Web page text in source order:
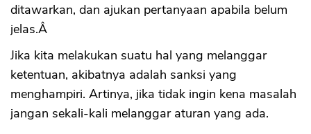
ditawarkan, dan ajukan pertanyaan apabila belum
jelas.Â
Jika kita melakukan suatu hal yang melanggar
ketentuan, akibatnya adalah sanksi yang
menghampiri. Artinya, jika tidak ingin kena masalah
jangan sekali-kali melanggar aturan yang ada.